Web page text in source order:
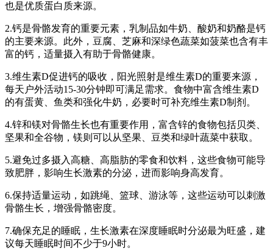
也是优质蛋白质来源。
2.钙是骨骼发育的重要元素，乳制品如牛奶、酸奶和奶酪是钙
的主要来源。此外，豆腐、芝麻和深绿色蔬菜如菠菜也含有丰
富的钙，适量摄入有助于骨骼健康。
3.维生素D促进钙的吸收，阳光照射是维生素D的重要来源，
每天户外活动15-30分钟即可满足需求。食物中富含维生素D
的有蛋黄、鱼类和强化牛奶，必要时可补充维生素D制剂。
4.锌和镁对骨骼生长也有重要作用，富含锌的食物包括贝类、
坚果和全谷物，镁则可以从坚果、豆类和绿叶蔬菜中获取。
5.避免过多摄入高糖、高脂肪的零食和饮料，这些食物可能导
致肥胖，影响生长激素的分泌，进而影响身高发育。
6.保持适量运动，如跳绳、篮球、游泳等，这些运动可以刺激
骨骼生长，增强骨骼密度。
7.确保充足的睡眠，生长激素在深度睡眠时分泌最为旺盛，建
议每天睡眠时间不少于9小时。